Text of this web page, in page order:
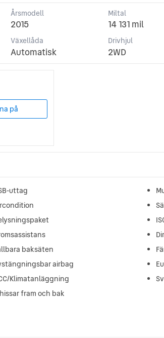
Årsmodell
2015
Miltal
14 131 mil
Växellåda
Automatisk
Drivhjul
2WD
på
uttag
baksäten
airbag
Klimatanläggning
fram och bak